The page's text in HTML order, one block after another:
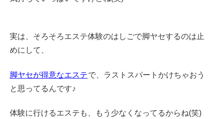
実は、そろそろエステ体験のはしごで脚ヤセするのは止
めにして、
脚ヤセが得意なエステで、ラストスパートかけちゃおう
と思ってるんです♪
体験に行けるエステも、もう少なくなってるからね(笑)